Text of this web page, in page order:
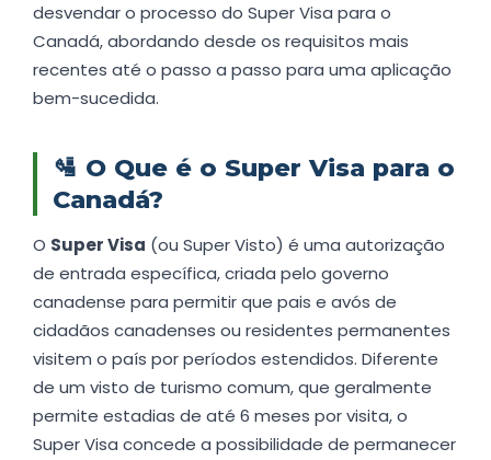
desvendar o processo do Super Visa para o
Canadá, abordando desde os requisitos mais
recentes até o passo a passo para uma aplicação
bem-sucedida.
🛂 O Que é o Super Visa para o
Canadá?
O Super Visa (ou Super Visto) é uma autorização
de entrada específica, criada pelo governo
canadense para permitir que pais e avós de
cidadãos canadenses ou residentes permanentes
visitem o país por períodos estendidos. Diferente
de um visto de turismo comum, que geralmente
permite estadias de até 6 meses por visita, o
Super Visa concede a possibilidade de permanecer